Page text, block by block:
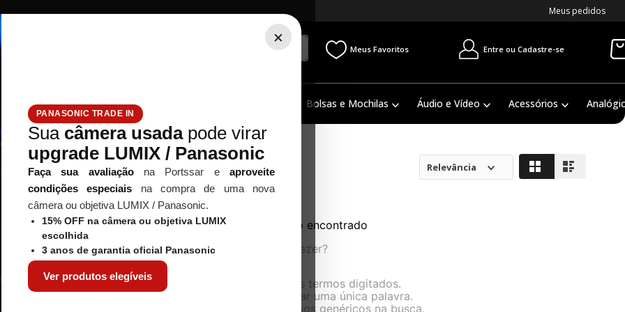
×
PANASONIC TRADE IN
Sua câmera usadapode virar
upgrade LUMIX / Panasonic
Faça sua avaliaçãona Portssar eaproveite
condições especiais na compra de uma nova
câmera ou objetiva LUMIX / Panasonic.
15% OFF na câmera ou objetiva LUMIX
escolhida
3 anos de garantia oficial Panasonic
Ver produtos elegíveis
Meus pedidos
Meus Favoritos Entre ou Cadastre-se
Tripé / Monopé Estúdio / Iluminação Bolsas e Mochilas Áudio e Vídeo Acessórios
Relevância
OOPS!
Nenhum produto encontrado
O que eu devo fazer?
Verifique os termos digitados.
Tente utilizar uma única palavra.
Utilize termos genéricos na busca.